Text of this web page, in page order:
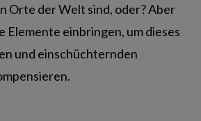
Orte der Welt sind, oder? Aber
Elemente einbringen, um dieses
und einschüchternden